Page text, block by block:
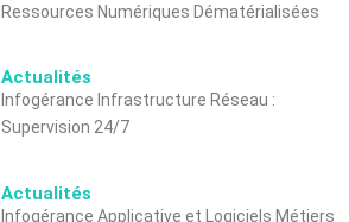
Ressources Numériques Dématérialisées
Actualités
Infogérance Infrastructure Réseau :
Supervision 24/7
Actualités
Infogérance Applicative et Logiciels Métiers